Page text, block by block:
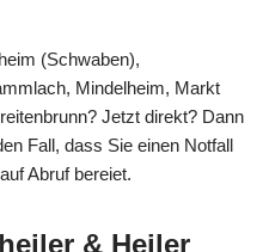
(Schwaben),
Mindelheim, Markt
Jetzt direkt? Dann
Fall, dass Sie einen Notfall
Abruf bereiet.
& Heiler